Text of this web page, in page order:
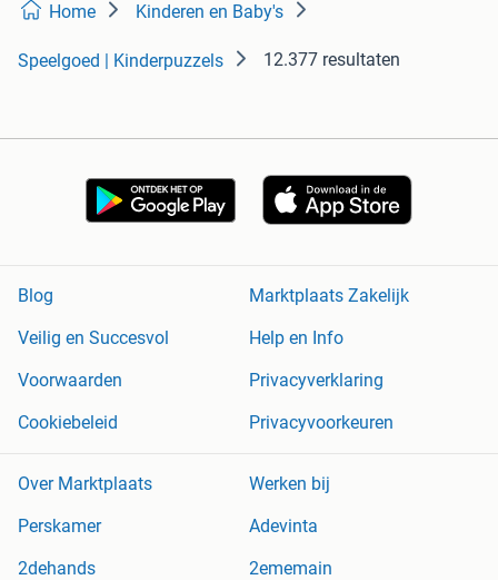
Home Kinderen en Baby's
Speelgoed | Kinderpuzzels 12.377 resultaten
Blog
Marktplaats Zakelijk
Veilig en Succesvol
Help en Info
Voorwaarden
Privacyverklaring
Cookiebeleid
Privacyvoorkeuren
Over Marktplaats
Werken bij
Perskamer
Adevinta
2dehands
2ememain